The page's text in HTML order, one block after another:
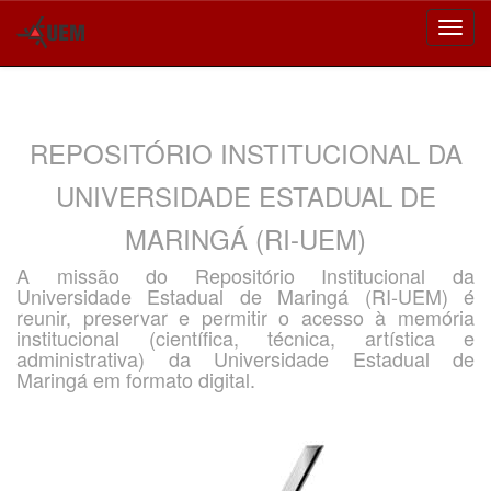
REPOSITÓRIO INSTITUCIONAL DA
UNIVERSIDADE ESTADUAL DE
MARINGÁ (RI-UEM)
A missão do Repositório Institucional da
Universidade Estadual de Maringá (RI-UEM) é
reunir, preservar e permitir o acesso à memória
institucional (científica, técnica, artística e
administrativa) da Universidade Estadual de
Maringá em formato digital.